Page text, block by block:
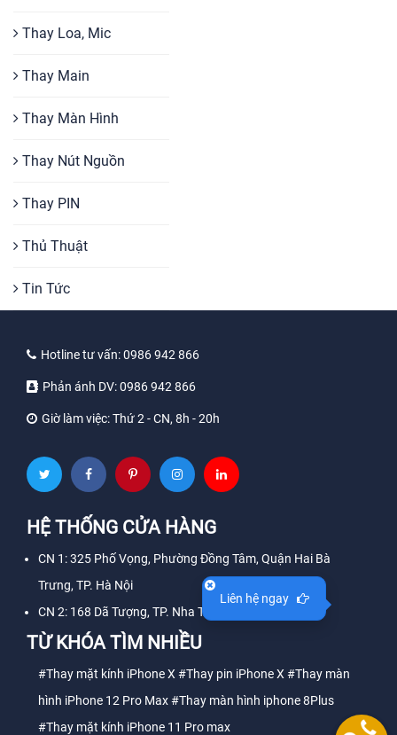
Thay Loa, Mic
Thay Main
Thay Màn Hình
Thay Nút Nguồn
Thay PIN
Thủ Thuật
Tin Tức
Hotline tư vấn:0986 942 866
Phản ánh DV:0986 942 866
Giờ làm việc:Thứ 2 - CN, 8h - 20h
HỆ THỐNG CỬA HÀNG
CN 1: 325 Phố Vọng, Phường Đồng Tâm, Quận Hai Bà
Trưng, TP. Hà Nội
CN 2: 168 Dã Tượng, TP. Nha Trang, Tỉnh Khánh Hòa
TỪ KHÓA TÌM NHIỀU
#Thay mặt kính iPhone X #Thay pin iPhone X #Thay màn
hình iPhone 12 Pro Max#Thay màn hình iphone 8Plus
#Thay mặt kính iPhone 11 Pro max
Liên hệ ngay